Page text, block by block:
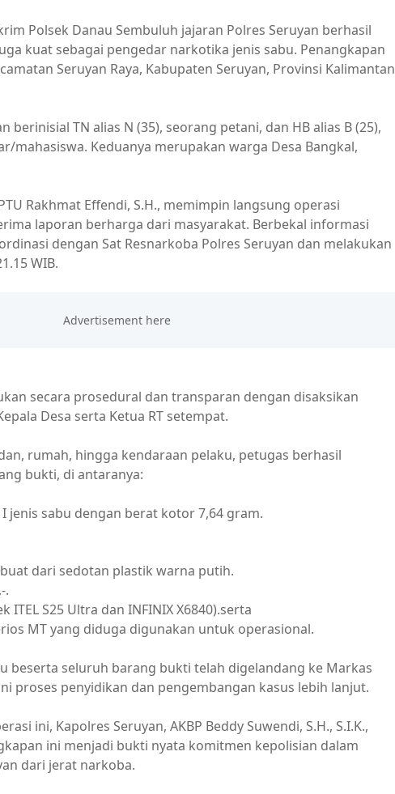
Polsek Danau Sembuluh jajaran Polres Seruyan berhasil
kuat sebagai pengedar narkotika jenis sabu. Penangkapan
Seruyan Raya, Kabupaten Seruyan, Provinsi Kalimantan
berinisial TN alias N (35), seorang petani, dan HB alias B (25),
mahasiswa. Keduanya merupakan warga Desa Bangkal,
Rakhmat Effendi, S.H., memimpin langsung operasi
laporan berharga dari masyarakat. Berbekal informasi
dengan Sat Resnarkoba Polres Seruyan dan melakukan
WIB.
secara prosedural dan transparan dengan disaksikan
Desa serta Ketua RT setempat.
rumah, hingga kendaraan pelaku, petugas berhasil
bukti, di antaranya:
jenis sabu dengan berat kotor 7,64 gram.
dari sedotan plastik warna putih.
.
S25 Ultra dan INFINIX X6840).serta
MT yang diduga digunakan untuk operasional.
beserta seluruh barang bukti telah digelandang ke Markas
proses penyidikan dan pengembangan kasus lebih lanjut.
ini, Kapolres Seruyan, AKBP Beddy Suwendi, S.H., S.I.K.,
ini menjadi bukti nyata komitmen kepolisian dalam
dari jerat narkoba.